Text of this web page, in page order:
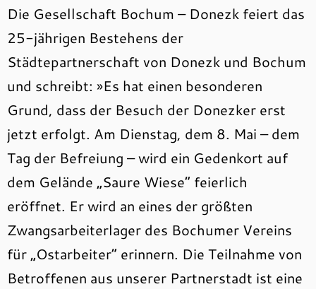
Die Gesellschaft Bochum – Donezk feiert das
25-jährigen Bestehens der
Städtepartnerschaft von Donezk und Bochum
und schreibt: »Es hat einen besonderen
Grund, dass der Besuch der Donezker erst
jetzt erfolgt. Am Dienstag, dem 8. Mai – dem
Tag der Befreiung – wird ein Gedenkort auf
dem Gelände „Saure Wiese“ feierlich
eröffnet. Er wird an eines der größten
Zwangsarbeiterlager des Bochumer Vereins
für „Ostarbeiter“ erinnern. Die Teilnahme von
Betroffenen aus unserer Partnerstadt ist eine